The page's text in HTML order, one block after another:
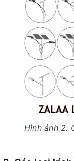
Hình ảnh 2: